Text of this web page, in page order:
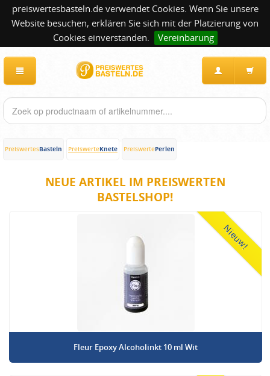
preiswertesbasteln.de verwendet Cookies. Wenn Sie unsere
Website besuchen, erklären Sie sich mit der Platzierung von
Cookies einverstanden.
Vereinbarung
PreiswertesBasteln PreiswerteKnete PreiswertePerlen
NEUE ARTIKEL IM PREISWERTEN
BASTELSHOP!
Nieuw!
Fleur Epoxy Alcoholinkt 10 ml Wit